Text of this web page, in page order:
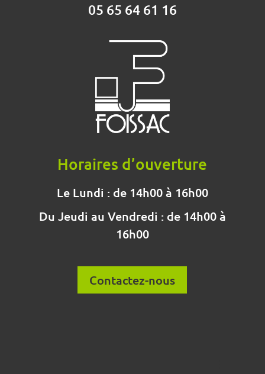
05 65 64 61 16
Horaires d’ouverture
Le Lundi : de 14h00 à 16h00
Du Jeudi au Vendredi : de 14h00 à
16h00
Contactez-nous